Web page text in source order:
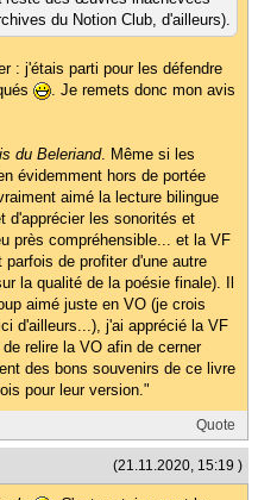
du Notion Club, d'ailleurs).
: j'étais parti pour les défendre
. Je remets donc mon avis
du Beleriand. Même si les
évidemment hors de portée
aimé la lecture bilingue
d'apprécier les sonorités et
près compréhensible... et la VF
de profiter d'une autre
la qualité de la poésie finale). Il
aimé juste en VO (je crois
d'ailleurs...), j'ai apprécié la VF
relire la VO afin de cerner
des bons souvenirs de ce livre
pour leur version."
Quote
(21.11.2020, 15:19 )